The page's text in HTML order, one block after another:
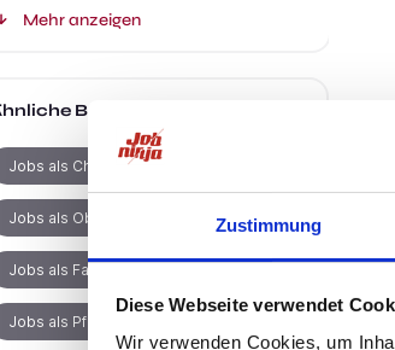
Zustimmung
Diese Webseite verwendet
Wir verwenden Cookies, um
Mehr anzeigen
Berufe
Jobs als Chefarzt
Jobs als Oberarzt
Jobs als Facharzt
Jobs als Pflegefachkraft